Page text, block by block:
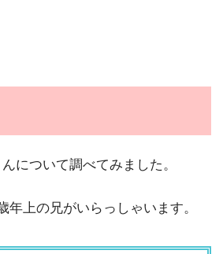
について調べてみました。
年上の兄がいらっしゃいます。